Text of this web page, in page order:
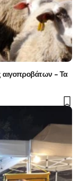
αιγοπροβάτων – Τα